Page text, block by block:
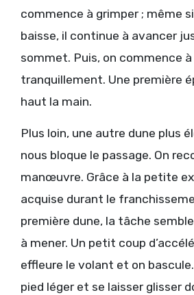
commence à grimper ; même
baisse, il continue à avancer
sommet. Puis, on commence
tranquillement. Une première
haut la main.
Plus loin, une autre dune plus
nous bloque le passage. On
manœuvre. Grâce à la petite
acquise durant le
première dune, la tâche
à mener. Un petit coup
effleure le volant et on
pied léger et se laisser glisser